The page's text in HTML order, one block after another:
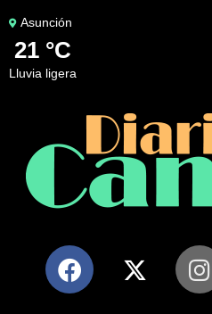
Asunción
21 °C
lluvia ligera